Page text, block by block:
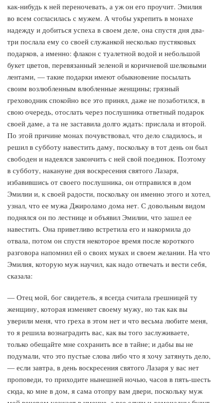
как-нибудь к ней переночевать, а уж он его проучит. Эмилия
во всем согласилась с мужем. А чтобы укрепить в монахе
надежду и добиться успеха в своем деле, она спустя дня два-
три послала ему со своей служанкой несколько пустяковых
подарков, а именно: флакон с туалетной водой и небольшой
букет цветов, перевязанный зеленой и коричневой шелковыми
лентами, — такие подарки имеют обыкновение посылать
своим возлюбленным влюбленные женщины; грязный
греховодник спокойно все это принял, даже не позаботился, в
свою очередь, отослать через послушника ответный подарок
своей даме, а та не заставила долго ждать: прислала и второй.
По этой причине монах почувствовал, что дело сладилось, и
решил в субботу навестить даму, поскольку в тот день он был
свободен и надеялся закончить с ней свой поединок. Поэтому
в субботу, накануне дня воскресения святого Лазаря,
избавившись от своего послушника, он отправился в дом
Эмилии и, к своей радости, поскольку он именно этого и хотел,
узнал, что ее мужа Джироламо дома нет. С довольным видом
поднялся он по лестнице и объявил Эмилии, что зашел ее
навестить. Она приветливо встретила его и накормила до
отвала, потом он спустя некоторое время после короткого
разговора напомнил ей о своих муках и своем желании. На что
Эмилия, которую муж научил, как надо отвечать и вести себя,
сказала:
— Отец мой, бог свидетель, я всегда считала грешницей ту
женщину, которая изменяет своему мужу, но так как вы
уверили меня, что греха в этом нет и что весьма любите меня,
то я решила вознаградить вас, как вы того заслуживаете,
только обещайте мне сохранить все в тайне; и дабы вы не
подумали, что это пустые слова либо что я хочу затянуть дело,
— если завтра, в день воскресения святого Лазаря у вас нет
проповеди, то приходите нынешней ночью, часов в пять-шесть
сюда, ко мне в дом, я сама отопру вам двери, поскольку муж